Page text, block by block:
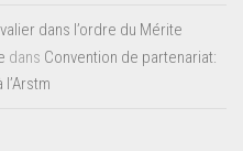
dans l’ordre du Mérite
dans Convention de partenariat: